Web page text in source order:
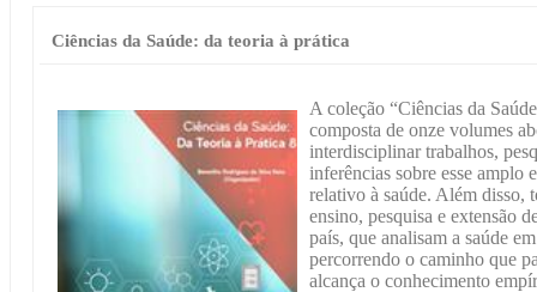
Ciências da Saúde: da teoria à prática
A coleção “Ciências da
composta de onze volumes
interdisciplinar trabalhos,
inferências sobre esse amplo
relativo à saúde. Além disso,
ensino, pesquisa e extensão
país, que analisam a saúde
percorrendo o caminho que
alcança o conhecimento